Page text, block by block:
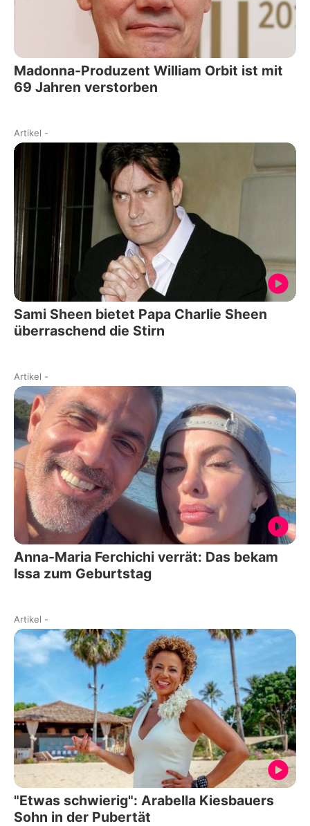
Madonna-Produzent William Orbit ist mit
69 Jahren verstorben
Artikel -
Sami Sheen bietet Papa Charlie Sheen
überraschend die Stirn
Artikel -
Anna-Maria Ferchichi verrät: Das bekam
Issa zum Geburtstag
Artikel -
"Etwas schwierig": Arabella Kiesbauers
Sohn in der Pubertät